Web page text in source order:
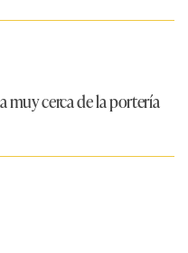
muy cerca de la portería